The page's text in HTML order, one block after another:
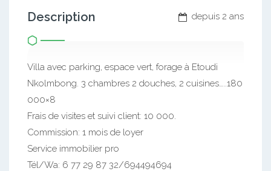
depuis 2 ans
Description
Villa avec parking, espace vert, forage à Etoudi
Nkolmbong. 3 chambres 2 douches, 2 cuisines…..180
000×8
Frais de visites et suivi client: 10 000.
Commission: 1 mois de loyer
Service immobilier pro
Tél/Wa: 6 77 29 87 32/694494694